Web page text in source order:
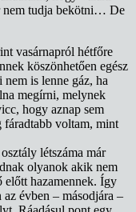
nem tudja bekötni… De
vasárnapról hétfőre
köszönhetően egész
is lenne gáz, ha
megírni, melynek
hogy aznap sem
fáradtabb voltam, mint
létszáma már
olyanok akik nem
előtt hazamennek. Így
évben – másodjára –